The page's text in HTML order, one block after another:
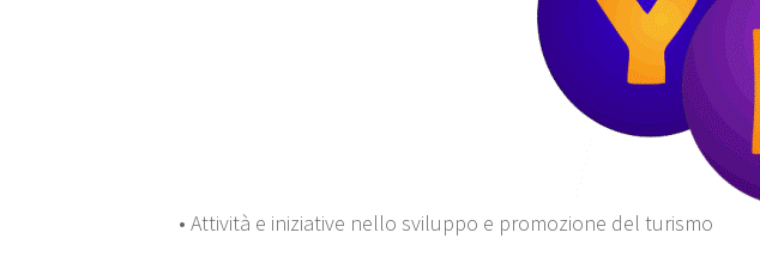
• Attività e iniziative nello sviluppo e promozione del turismo